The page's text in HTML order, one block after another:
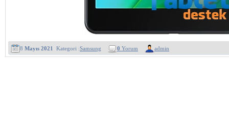
8 Mayıs 2021 Kategori :Samsung 0 Yorum admin